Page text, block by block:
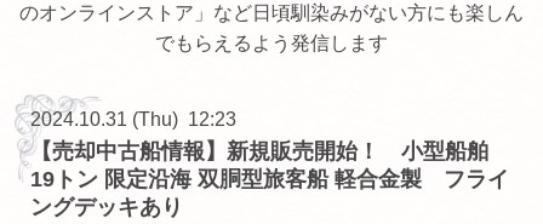
のオンラインストア」など日頃馴染みがない方にも楽しん
でもらえるよう発信します
2024.10.31 (Thu) 12:23
【売却中古船情報】新規販売開始！ 小型船舶
19トン 限定沿海 双胴型旅客船 軽合金製 フライ
ングデッキあり